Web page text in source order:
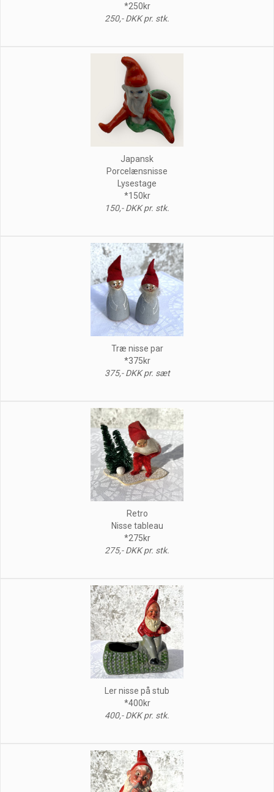
*250kr
250,- DKK pr. stk.
Japansk
Porcelænsnisse
Lysestage
*150kr
150,- DKK pr. stk.
Træ nisse par
*375kr
375,- DKK pr. sæt
Retro
Nisse tableau
*275kr
275,- DKK pr. stk.
Ler nisse på stub
*400kr
400,- DKK pr. stk.